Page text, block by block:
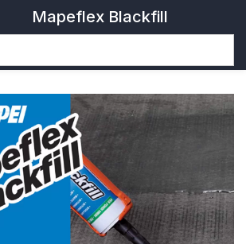
Mapeflex Blackfill